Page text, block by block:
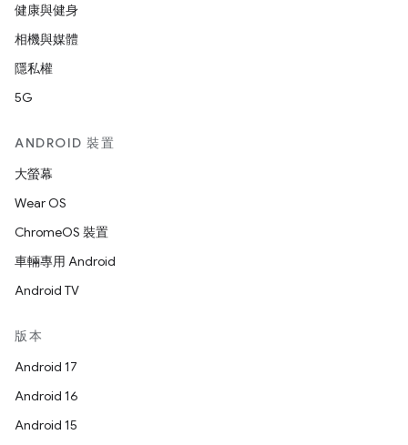
健康與健身
相機與媒體
隱私權
5G
ANDROID 裝置
大螢幕
Wear OS
ChromeOS 裝置
車輛專用 Android
Android TV
版本
Android 17
Android 16
Android 15